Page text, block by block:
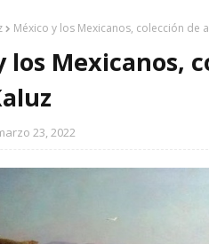
México y los Mexicanos, colección de
los Mexicanos,
23, 2022